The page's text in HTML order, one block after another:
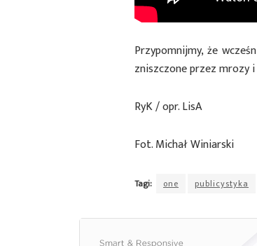
Przypomnijmy, że
zniszczone przez mrozy
RyK / opr. LisA
Fot. Michał Winiarski
Tagi: one publicystyka